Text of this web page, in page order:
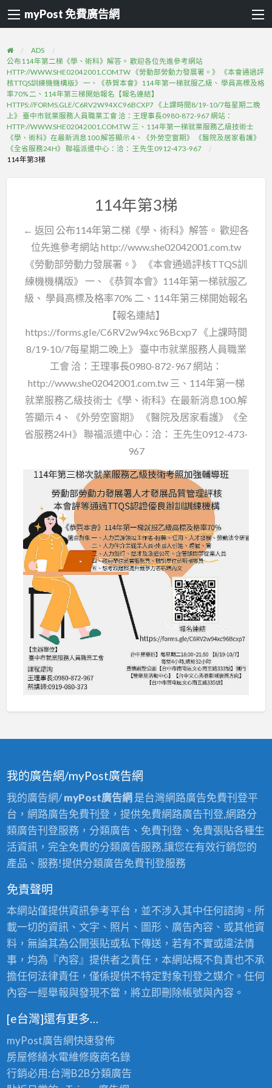
myPost 免費廣告網
ADS
公布114年第二梯《學、術科》解答。 歡迎各位先進參考網站
HTTP://WWW.SHE02042001.COM.TW 《勞動部勞動力發展署。》 《本會通過評
核TTQS訓練機機構版》 一、《恭賀本會》114年第一梯就服乙級、 學員高標及格
率70% 二、114年第三梯開始報名【報名連結】
HTTPS://FORMS.GLE/C6RV2W94XC96BCXP7 《上課時間8/19-10/7每星期二晚
上》 臺中市就業服務人員職業工會 洽：王理事長0980-872-967 網站：
HTTP://WWW.SHE02042001.COM.TW 三、114年第一梯就業服務乙級技術士
《學、術科》在最新消息100.解答顯示 4、《外勞空窗期》 《醫院及居家看護》
《全省服務24H》 聯福派遣中心：洽： 王先生0912-473-967
114年第3梯
114年第3梯
← 返回 公布114年第二梯《學、術科》解答。 歡迎各
位先進參考網站 http://www.she02042001.com.tw
《勞動部勞動力發展署。》 《本會通過評核TTQS訓
練機機構版》 一、《恭賀本會》114年第一梯就服乙
級、 學員高標及格率70% 二、114年第三梯開始報名
【報名連結】
https://forms.gle/C6RV2w94xc96Bcxp7 《上課時間
8/19-10/7每星期二晚上》 臺中市就業服務人員職業
工會 洽：王理事長0980-872-967 網站：
http://www.she02042001.com.tw 三、114年第一梯
就業服務乙級技術士《學、術科》在最新消息100.解
答顯示 4、《外勞空窗期》 《醫院及居家看護》《全
省服務24H》 聯福派遣中心：洽： 王先生0912-473-
967
我的廣告網/myPost廣告網
我的廣告網/myPost廣告網是台灣網路廣告免費刊登平
台，網路廣告免費刊登，提供免費網路廣告刊登,網路分
類廣告刊登服務，分類廣告、免費刊登、免費張貼各種生
活資訊，完全免費的分類廣告服務,讓您在有效行銷您的
產品、服務!提供分類廣告免費刊登服務
免責聲明
本網站僅提供資訊參考平台，並不涉入其中任何諮詢。所
載一切的資訊、文字、照片、圖形、廣告內容、或其他資
料，無論其為公開張貼或私下傳送，若有不實或違法情
事，均為『內容』提供者之責任，本網站概不負責也不承
擔任何法律責任，僅係提供不特定對象刊登之媒介。任何
內容一經舉報與發現不當，將立即刪除帳號與內容。
[e台灣]還有更多…
myPost廣告網快速發佈
房屋修繕水電維修廠商名錄
行銷必用:台灣B2B分類廣告